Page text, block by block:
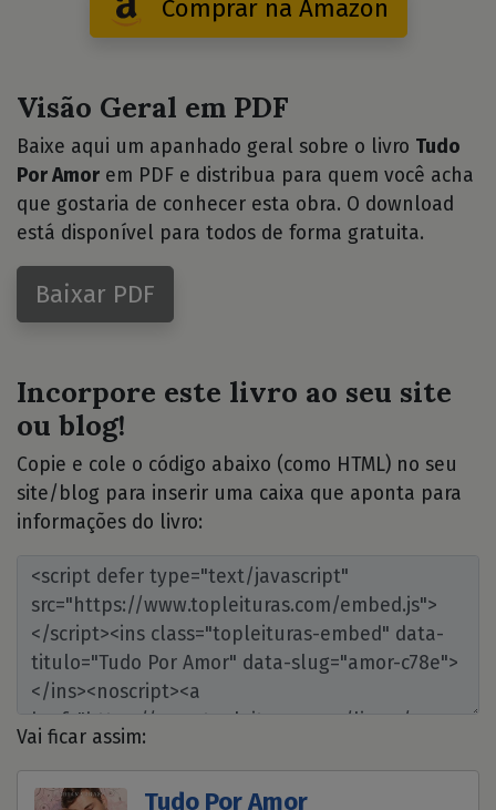
Comprar na Amazon
Visão Geral em PDF
Baixe aqui um apanhado geral sobre o livro Tudo
Por Amor em PDF e distribua para quem você acha
que gostaria de conhecer esta obra. O download
está disponível para todos de forma gratuita.
Baixar PDF
Incorpore este livro ao seu site
ou blog!
Copie e cole o código abaixo (como HTML) no seu
site/blog para inserir uma caixa que aponta para
informações do livro:
Vai ficar assim:
Tudo Por Amor